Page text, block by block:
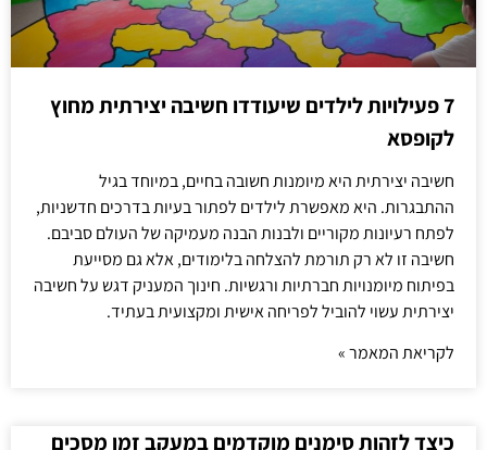
7 פעילויות לילדים שיעודדו חשיבה יצירתית מחוץ
לקופסא
חשיבה יצירתית היא מיומנות חשובה בחיים, במיוחד בגיל
ההתבגרות. היא מאפשרת לילדים לפתור בעיות בדרכים חדשניות,
לפתח רעיונות מקוריים ולבנות הבנה מעמיקה של העולם סביבם.
חשיבה זו לא רק תורמת להצלחה בלימודים, אלא גם מסייעת
בפיתוח מיומנויות חברתיות ורגשיות. חינוך המעניק דגש על חשיבה
יצירתית עשוי להוביל לפריחה אישית ומקצועית בעתיד.
לקריאת המאמר »
כיצד לזהות סימנים מוקדמים במעקב זמן מסכים